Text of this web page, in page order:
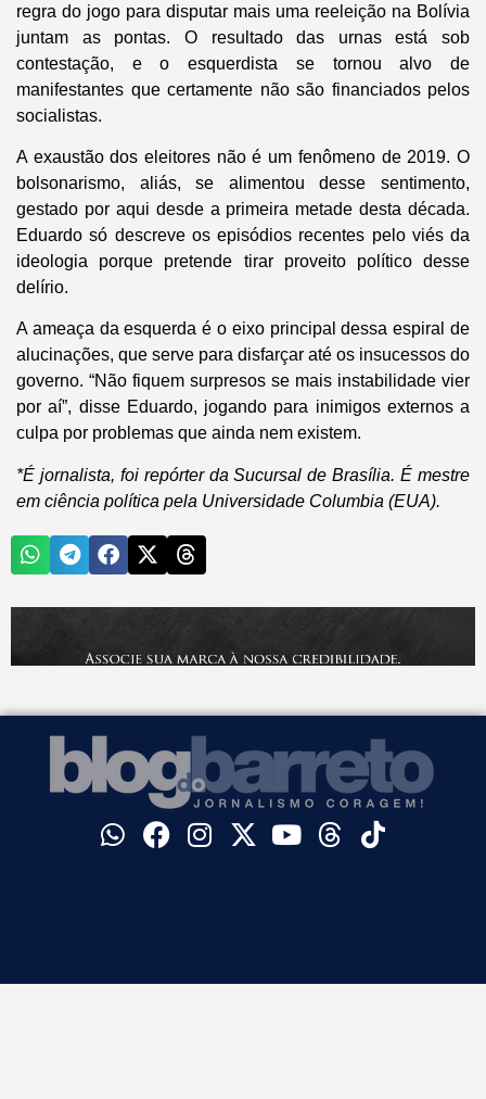
regra do jogo para disputar mais uma reeleição na Bolívia
juntam as pontas. O resultado das urnas está sob
contestação, e o esquerdista se tornou alvo de
manifestantes que certamente não são financiados pelos
socialistas.
A exaustão dos eleitores não é um fenômeno de 2019. O
bolsonarismo, aliás, se alimentou desse sentimento,
gestado por aqui desde a primeira metade desta década.
Eduardo só descreve os episódios recentes pelo viés da
ideologia porque pretende tirar proveito político desse
delírio.
A ameaça da esquerda é o eixo principal dessa espiral de
alucinações, que serve para disfarçar até os insucessos do
governo. “Não fiquem surpresos se mais instabilidade vier
por aí”, disse Eduardo, jogando para inimigos externos a
culpa por problemas que ainda nem existem.
*É jornalista, foi repórter da Sucursal de Brasília. É mestre
em ciência política pela Universidade Columbia (EUA).